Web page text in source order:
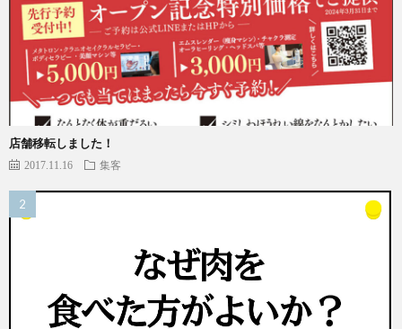
店舗移転しました！
2017.11.16 集客